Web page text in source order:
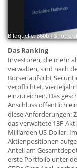
Bildquelle: 360b /
Das Ranking
Investoren, die mehr
verwalten, sind nach
Börsenaufsicht
verpflichtet,
einzureichen. Das
Anschluss öffentlich
diese Anforderungen:
das verwaltete 13F-
Milliarden US-Dollar.
Aktienpositionen
Anteil am
erste Portfolio unter